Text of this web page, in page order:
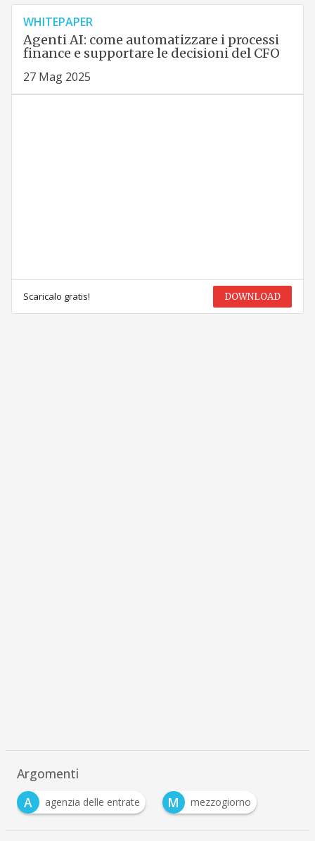
WHITEPAPER
Agenti AI: come automatizzare i processi
finance e supportare le decisioni del CFO
27 Mag 2025
Scaricalo gratis! DOWNLOAD
Argomenti
A
agenzia delle entrate M mezzogiorno